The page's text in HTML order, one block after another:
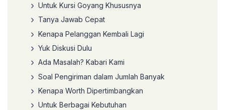
Untuk Kursi Goyang Khususnya
Tanya Jawab Cepat
Kenapa Pelanggan Kembali Lagi
Yuk Diskusi Dulu
Ada Masalah? Kabari Kami
Soal Pengiriman dalam Jumlah Banyak
Kenapa Worth Dipertimbangkan
Untuk Berbagai Kebutuhan